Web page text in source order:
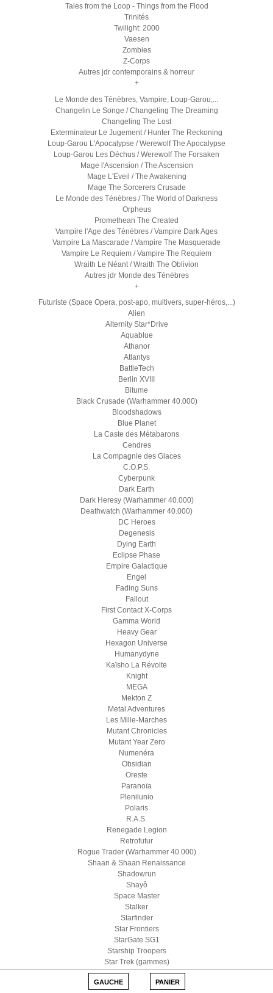
Tales from the Loop - Things from the Flood
Trinités
Twilight: 2000
Vaesen
Zombies
Z-Corps
Autres jdr contemporains & horreur
+
Le Monde des Ténèbres, Vampire, Loup-Garou,...
Changelin Le Songe / Changeling The Dreaming
Changeling The Lost
Exterminateur Le Jugement / Hunter The Reckoning
Loup-Garou L'Apocalypse / Werewolf The Apocalypse
Loup-Garou Les Déchus / Werewolf The Forsaken
Mage l'Ascension / The Ascension
Mage L'Eveil / The Awakening
Mage The Sorcerers Crusade
Le Monde des Ténèbres / The World of Darkness
Orpheus
Promethean The Created
Vampire l'Age des Ténèbres / Vampire Dark Ages
Vampire La Mascarade / Vampire The Masquerade
Vampire Le Requiem / Vampire The Requiem
Wraith Le Néant / Wraith The Oblivion
Autres jdr Monde des Ténèbres
+
Futuriste (Space Opera, post-apo, multivers, super-héros,...)
Alien
Alternity Star*Drive
Aquablue
Athanor
Atlantys
BattleTech
Berlin XVIII
Bitume
Black Crusade (Warhammer 40.000)
Bloodshadows
Blue Planet
La Caste des Métabarons
Cendres
La Compagnie des Glaces
C.O.P.S.
Cyberpunk
Dark Earth
Dark Heresy (Warhammer 40.000)
Deathwatch (Warhammer 40.000)
DC Heroes
Degenesis
Dying Earth
Eclipse Phase
Empire Galactique
Engel
Fading Suns
Fallout
First Contact X-Corps
Gamma World
Heavy Gear
Hexagon Universe
Humanydyne
Kaïsho La Révolte
Knight
MEGA
Mekton Z
Metal Adventures
Les Mille-Marches
Mutant Chronicles
Mutant Year Zero
Numenéra
Obsidian
Oreste
Paranoïa
Plenilunio
Polaris
R.A.S.
Renegade Legion
Retrofutur
Rogue Trader (Warhammer 40.000)
Shaan & Shaan Renaissance
Shadowrun
Shayô
Space Master
Stalker
Starfinder
Star Frontiers
StarGate SG1
Starship Troopers
Star Trek (gammes)
Star Wars D6
Star Wars (Edge)
GAUCHE PANIER